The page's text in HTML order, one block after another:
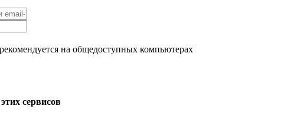
на общедоступных компьютерах
сервисов